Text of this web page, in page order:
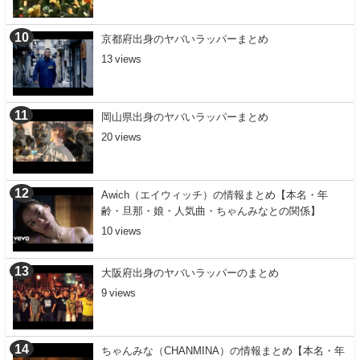
京都府出身のヤバいラッパーまとめ
13
岡山県出身のヤバいラッパーまとめ
20
Awich（エイウィッチ）の情報まとめ【本名・年
齢・旦那・娘・人気曲・ちゃんみなとの関係】
10
大阪府出身のヤバいラッパーのまとめ
9
ちゃんみな（CHANMINA）の情報まとめ【本名・年